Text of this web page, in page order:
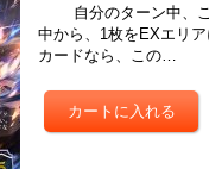
自分のターン中、こ
中から、1枚をEXエリ
カードなら、この…